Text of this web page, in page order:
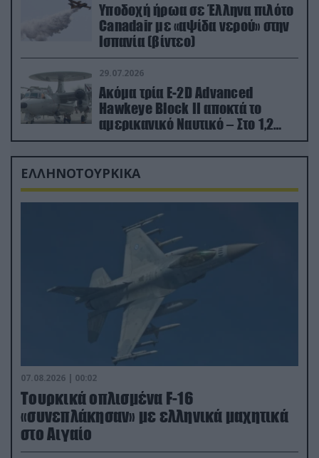
Υποδοχή ήρωα σε Έλληνα πιλότο
Canadair με «αψίδα νερού» στην
Ισπανία (βίντεο)
29.07.2026
Ακόμα τρία E-2D Advanced
Hawkeye Block II αποκτά το
αμερικανικό Ναυτικό – Στο 1,2
δισ.δολάρια το κόστος
ΕΛΛΗΝΟΤΟΥΡΚΙΚΑ
07.08.2026 | 00:02
Τουρκικά οπλισμένα F-16
«συνεπλάκησαν» με ελληνικά μαχητικά
στο Αιγαίο